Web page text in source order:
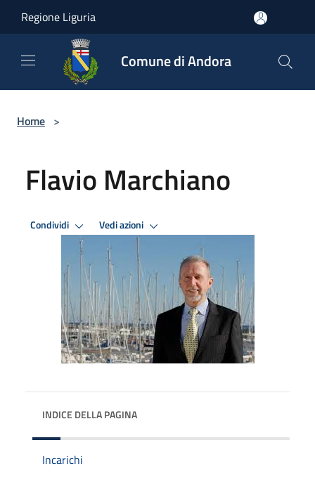
Regione Liguria
Comune di Andora
Home >
Flavio Marchiano
Condividi Vedi azioni
INDICE DELLA PAGINA
Incarichi